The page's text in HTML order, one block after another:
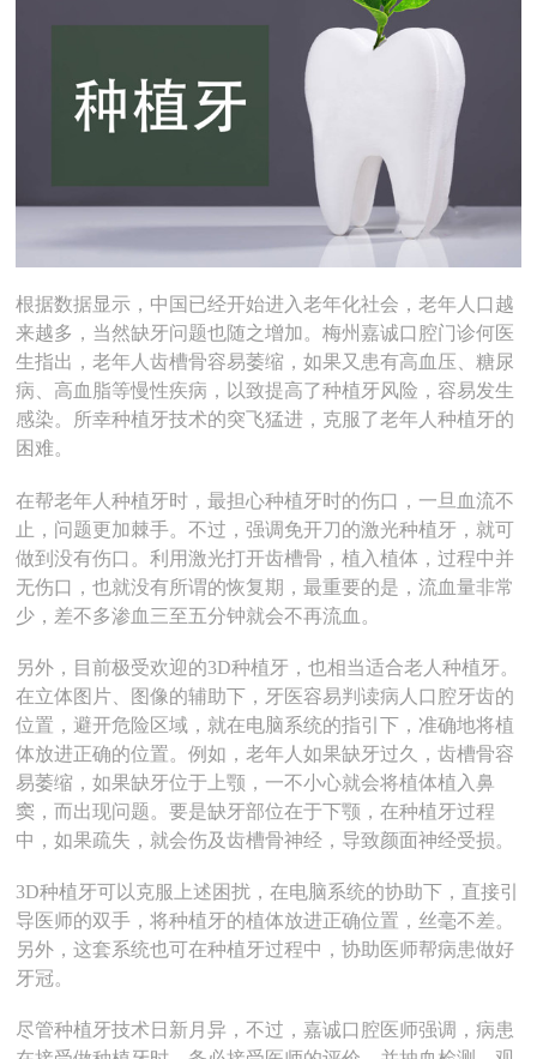
根据数据显示，中国已经开始进入老年化社会，老年人口越
来越多，当然缺牙问题也随之增加。梅州嘉诚口腔门诊何医
生指出，老年人齿槽骨容易萎缩，如果又患有高血压、糖尿
病、高血脂等慢性疾病，以致提高了种植牙风险，容易发生
感染。所幸种植牙技术的突飞猛进，克服了老年人种植牙的
困难。
在帮老年人种植牙时，最担心种植牙时的伤口，一旦血流不
止，问题更加棘手。不过，强调免开刀的激光种植牙，就可
做到没有伤口。利用激光打开齿槽骨，植入植体，过程中并
无伤口，也就没有所谓的恢复期，最重要的是，流血量非常
少，差不多渗血三至五分钟就会不再流血。
另外，目前极受欢迎的3D种植牙，也相当适合老人种植牙。
在立体图片、图像的辅助下，牙医容易判读病人口腔牙齿的
位置，避开危险区域，就在电脑系统的指引下，准确地将植
体放进正确的位置。例如，老年人如果缺牙过久，齿槽骨容
易萎缩，如果缺牙位于上颚，一不小心就会将植体植入鼻
窦，而出现问题。要是缺牙部位在于下颚，在种植牙过程
中，如果疏失，就会伤及齿槽骨神经，导致颜面神经受损。
3D种植牙可以克服上述困扰，在电脑系统的协助下，直接引
导医师的双手，将种植牙的植体放进正确位置，丝毫不差。
另外，这套系统也可在种植牙过程中，协助医师帮病患做好
牙冠。
尽管种植牙技术日新月异，不过，嘉诚口腔医师强调，病患